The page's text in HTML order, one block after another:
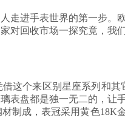
走进手表世界的第一步
对回收市场一探究竟，我
这个来区别星座系列和
表盘都是独一无二的，
制成，表冠采用黄色